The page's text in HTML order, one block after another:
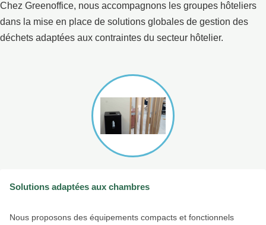
Chez Greenoffice, nous accompagnons les groupes hôteliers
dans la mise en place de solutions globales de gestion des
déchets adaptées aux contraintes du secteur hôtelier.
Solutions adaptées aux chambres
Nous proposons des équipements compacts et fonctionnels